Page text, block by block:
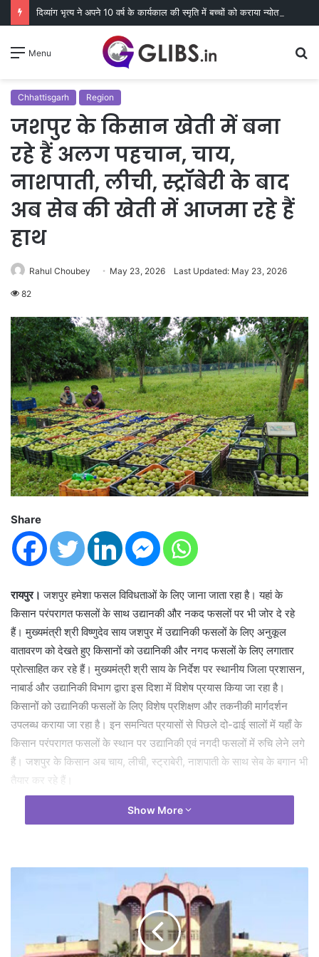
Menu
Chhattisgarh Region
जशपुर के किसान खेती में बना
रहे हैं अलग पहचान, चाय,
नाशपाती, लीची, स्ट्रॉबेरी के बाद
अब सेब की खेती में आजमा रहे हैं
हाथ
Rahul Choubey May 23, 2026 Last Updated: May 23, 2026
82
Share
रायपुर। जशपुर हमेशा फसल विविधताओं के लिए जाना जाता रहा है। यहां के
किसान परंपरागत फसलों के साथ उद्यानकी और नकद फसलों पर भी जोर दे रहे
हैं। मुख्यमंत्री श्री विष्णुदेव साय जशपुर में उद्यानिकी फसलों के लिए अनुकूल
वातावरण को देखते हुए किसानों को उद्यानिकी और नगद फसलों के लिए लगातार
प्रोत्साहित कर रहे हैं। मुख्यमंत्री श्री साय के निर्देश पर स्थानीय जिला प्रशासन,
नाबार्ड और उद्यानिकी विभाग द्वारा इस दिशा में विशेष प्रयास किया जा रहा है।
किसानों को उद्यानिकी फसलों के लिए विशेष प्रशिक्षण और तकनीकी मार्गदर्शन
उपलब्ध कराया जा रहा है। इन समन्वित प्रयासों से पिछले दो-ढाई सालों में यहाँ के
किसान परंपरागत फसलों के स्थान पर उद्यानिकी एवं नगदी फसलों में रुचि लेने लगे
हैं। जशपुर के किसान अब चाय, लीची, स्ट्राबेरी, नाशपाती के साथ सेब के बगान भी
तैयार कर रहे हैं।
है। इन पहलों से स्थानीय किसानों की आय सुदृढ़ हुई है। कृषि-आधारित
अर्थव्यवस्था को मजबूती मिली है। जशपुर में सेब उत्पादन वर्ष 2023 में आरंभ
हुआ। सेब खेती अब लगभग 410 एकड़ में विस्तारित है, जिसमें लगभग 410
किसान सेब की खेती कर रहे हैं। जिले के मनोर व बगीचा विकासखंड तथा शैला,
छतौरी, करदना व छिछली जैसे पंचायतों में लगाए गए सेब के वृक्षों ने इस वर्ष उत्कृष्ट
Show More